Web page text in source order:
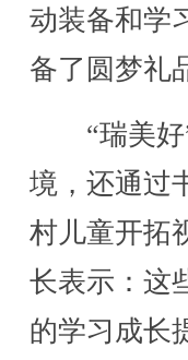
动装备和学
备了圆梦礼
“瑞美好”
境，还通过
村儿童开拓
长表示：这
的学习成长